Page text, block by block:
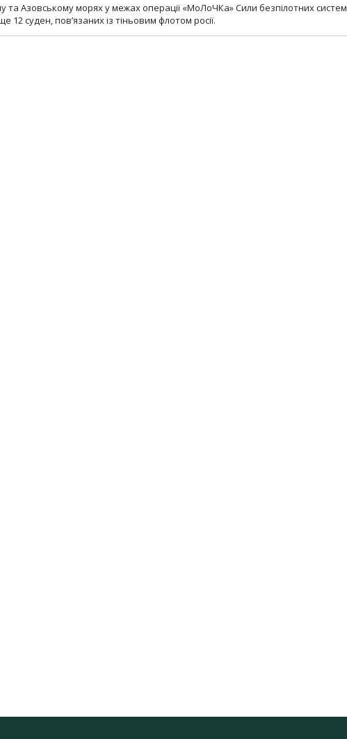
та Азовському морях у межах операції «МоЛоЧКа» Сили безпілотних систем
12 суден, пов’язаних із тіньовим флотом росії.